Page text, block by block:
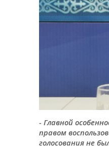
- Главной
правом
голосования не